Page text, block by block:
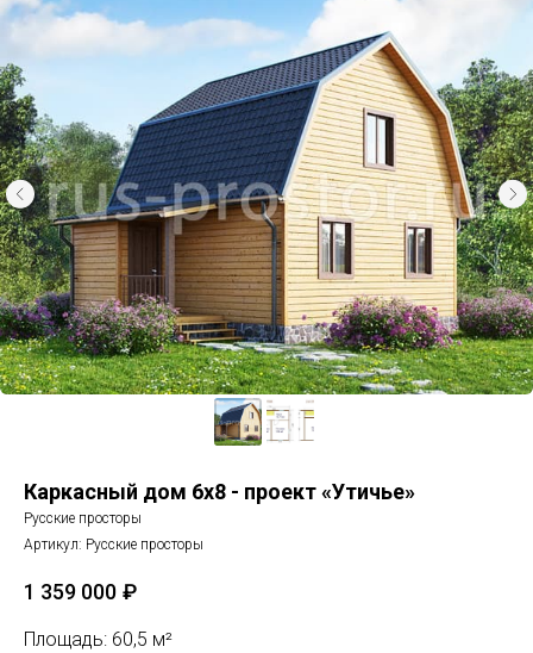
Каркасный дом 6х8 - проект «Утичье»
Русские просторы
Артикул: Русские просторы
1 359 000 ₽
Площадь: 60,5 м²